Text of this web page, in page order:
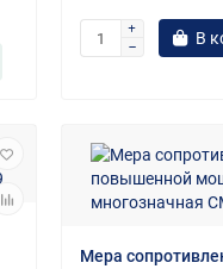
В
Мера